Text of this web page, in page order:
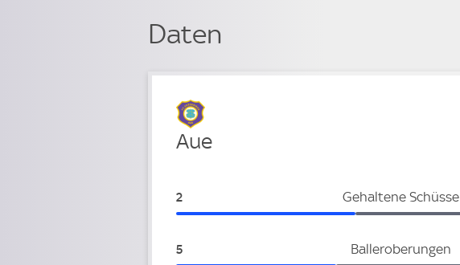
Daten
Verteidigung
Aue
Gehaltene Schüsse
Aue:
2
Balleroberungen
Aue:
5